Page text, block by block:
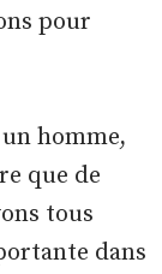
pour
homme,
que de
tous
dans